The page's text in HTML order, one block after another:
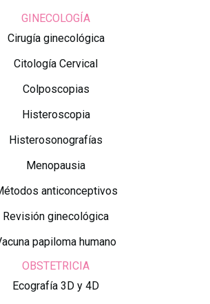
GINECOLOGÍA
Cirugía ginecológica
Citología Cervical
Colposcopias
Histeroscopia
Histerosonografías
Menopausia
anticonceptivos
Revisión ginecológica
papiloma humano
OBSTETRICIA
Ecografía 3D y 4D